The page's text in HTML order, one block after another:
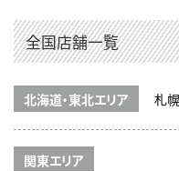
全国店舗一覧
北海道・東北エリア 札
関東エリア